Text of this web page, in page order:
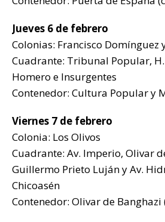
Jueves 6 de febrero
Colonias: Francisco Domínguez
Cuadrante: Tribunal Popular,
Homero e Insurgentes
Contenedor: Cultura Popular y
Viernes 7 de febrero
Colonia: Los Olivos
Cuadrante: Av. Imperio, Olivar
Guillermo Prieto Luján y Av.
Chicoasén
Contenedor: Olivar de